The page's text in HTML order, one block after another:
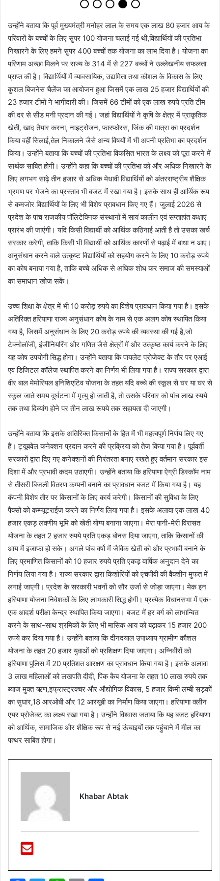
उन्होंने बताया कि पूर्व मुख्यमंत्री मनोहर लाल के समय एक लाख 80 हजार आय के
परिवारों के बच्चों के लिए सुपर 100 योजना चलाई गई थी,विद्यार्थियों की प्रतिभा
निखारने के लिए हमने सुपर 400 बच्चों तक योजना का लाभ दिया है। योजना का
परिणाम अच्छा मिलने पर राज्य के 314 में से 227 बच्चों ने उल्लेखनीय सफलता
प्राप्त की है। विद्यार्थियों में व्यावसायिक, उद्यमिता तथा कौशल के विकास के लिए
कुशल बिजनेस चैलेंज का आयोजन हुआ जिसमें एक लाख 25 हजार विद्यार्थियों की
23 हजार टीमों ने भागीदारी की। जिसमें 66 टीमों को एक लाख रुपये प्रति टीम
की दर से सीड मनी प्रदान की गई। जहां विद्यार्थियों ने कृषि के क्षेत्र में प्राकृतिक
खेती, खाद तैयार करना, नाइट्रोजन, फास्फोरस, जिंक की मात्रा का प्रदर्शन
किया वहीं सिलाई,तेल निकालने जैसे अन्य विषयों में भी अपनी प्रतिभा का प्रदर्शन
किया। उन्होंने बताया कि बच्चों की प्रतिभा विकसित भारत के लक्ष्य को पूरा करने में
सार्थक साबित होगी। उन्होंने कहा कि बच्चों की प्रतिभा को और अधिक निखारने के
लिए लगभग साढ़े तीन हजार से अधिक मेधावी विद्यार्थियों को अंतरराष्ट्रीय शैक्षिक
भ्रमण पर भेजने का प्रस्ताव भी बजट में रखा गया है। इसके साथ ही आर्थिक रूप
से कमजोर विद्यार्थियों के लिए भी विशेष प्रावधान किए गए हैं। जुलाई 2026 से
प्रदेश के पांच राजकीय पॉलिटेक्निक संस्थानों में सायं कालीन एवं सप्ताहांत कक्षाएं
प्रारंभ की जाएंगी। यदि किसी विद्यार्थी को आर्थिक कठिनाई आती है तो उसका खर्च
सरकार करेगी, ताकि किसी भी विद्यार्थी को आर्थिक कारणों से पढ़ाई में बाधा न आए।
अनुसंधान करने वाले उत्कृष्ट विद्यार्थियों को सहयोग करने के लिए 10 करोड़ रुपये
का कोष बनाया गया है, ताकि बच्चे अधिक से अधिक शोध कर समाज की समस्याओं
का समाधान खोज सकें।
उच्च शिक्षा के क्षेत्र में भी 10 करोड़ रुपये का विशेष प्रावधान किया गया है। इसके
अतिरिक्त हरियाणा राज्य अनुसंधान कोष के नाम से एक अलग कोष स्थापित किया
गया है, जिसमें अनुसंधान के लिए 20 करोड़ रुपये की व्यवस्था की गई है,जो
टेक्नोलॉजी, इंजीनियरिंग और गणित जैसे क्षेत्रों में और उत्कृष्ठ कार्य करने के लिए
यह कोष उपयोगी सिद्ध होगा। उन्होंने बताया कि पायलेट प्रोजेक्ट के तौर पर एआई
एवं डिजिटल कॉलेज स्थापित करने का निर्णय भी लिया गया है। राज्य सरकार द्वारा
वीर बाल मेमोरियल इनिशिएटिव योजना के तहत यदि बच्चे की स्कूल से घर या घर से
स्कूल जाते समय दुर्घटना में मृत्यु हो जाती है, तो उसके परिवार को पांच लाख रुपये
तक तथा दिव्यांग होने पर तीन लाख रूपये तक सहायता दी जाएगी।
उन्होंने बताया कि इसके अतिरिक्त किसानों के हित में भी महत्वपूर्ण निर्णय लिए गए
हैं। ट्यूबवेल कनेक्शन प्रदान करने की प्रक्रिया को तेज किया गया है। पूर्ववर्ती
सरकारों द्वारा दिए गए कनेक्शनों की निरंतरता बनाए रखते हुए वर्तमान सरकार इस
दिशा में और प्रभावी कदम उठाएगी। उन्होंने बताया कि हरियाणा ऐग्री डिस्कॉम नाम
से तीसरी बिजली वितरण कम्पनी बनाने का प्रावधान बजट में किया गया है। यह
कंपनी विशेष तौर पर किसानों के लिए कार्य करेगी। किसानों की सुविधा के लिए
पैक्सों को कम्प्यूटराईज करने का निर्णय लिया गया है। इसके अलावा एक लाख 40
हजार एकड़ लवणीय भूमि को खेती योग्य बनाना जाएगा। मेरा पानी-मेरी विरासत
योजना के तहत 2 हजार रुपये प्रति एकड़ बोनस दिया जाएगा, ताकि किसानों की
आय में इजाफा हो सके। अगले पांच वर्षो में जैविक खेती को और प्रभावी बनाने के
लिए प्रमाणित किसानों को 10 हजार रुपये प्रति एकड़ वार्षिक अनुदान देने का
निर्णय लिया गया है। राज्य सरकार द्वारा किशोरियों को एचपीवी की वैक्शीन मुफत में
लगाई जाएगी। प्रदेश के सरकारी भवनों को सौर उर्जा से जोड़ा जाएगा। मेक इन
हरियाणा योजना निवेशकों के लिए लाभकारी सिद्ध होगी। प्रत्येक विधानसभा में एक-
एक आदर्श परीक्षा केन्द्र स्थापित किया जाएगा। बजट में हर वर्ग को लाभान्वित
करने के साथ-साथ श्रमिकों के लिए भी मासिक आय को बढ़ाकर 15 हजार 200
रुपये कर दिया गया है। उन्होंने बताया कि दीनदयाल उपाध्याय ग्रामीण कौशल
योजना के तहत 20 हजार युवाओं को प्रशिक्षण दिया जाएगा। अग्निवीरों को
हरियाणा पुलिस में 20 प्रतिशत आरक्षण का प्रावधान किया गया है। इसके अलावा
3 लाख महिलाओं को लखपति दीदी, पिंक कैब योजना के तहत 10 लाख रुपये तक
ब्याज मुक्त ऋण,इफ्रास्ट्रक्चर और औद्योगिक विकास, 5 हजार किमी लम्बी सड़कों
का सुधार,18 आरओबी और 12 आरयूबी का निर्माण किया जाएगा। हरियाणा क्लीन
एयर प्रोजेक्ट का लक्ष्य रखा गया है। उन्होंने विश्वास जताया कि यह बजट हरियाणा
को आर्थिक, सामाजिक और शैक्षिक रूप से नई ऊंचाइयों तक पहुंचाने में मील का
पत्थर साबित होगा।
Khabar Abtak